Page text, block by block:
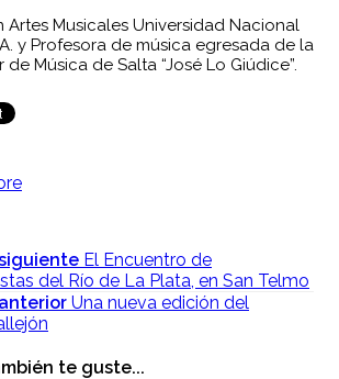
Artes Musicales Universidad Nacional
y Profesora de música egresada de la
Música de Salta “José Lo Giúdice”.
El Encuentro de
del Río de La Plata, en San Telmo
Una nueva edición del
te guste...